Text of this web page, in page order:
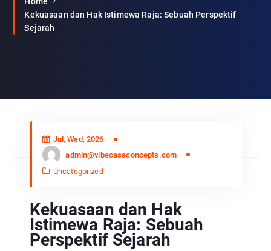
Kekuasaan dan Hak Istimewa Raja: Sebuah Perspektif
Sejarah
Jul, Wed, 2026
admin@vibecasaconcepts.com
Uncategorized
Kekuasaan dan Hak
Istimewa Raja: Sebuah
Perspektif Sejarah